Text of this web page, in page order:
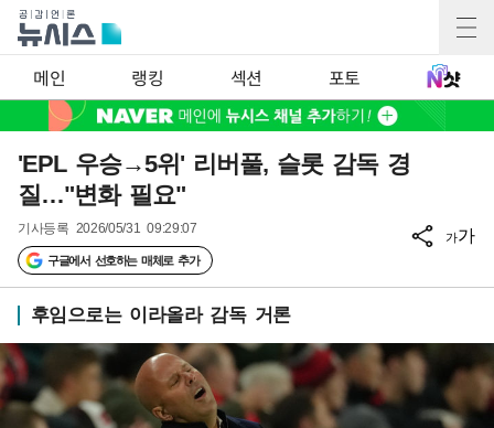
메인 랭킹 섹션 포토
'EPL 우승→5위' 리버풀, 슬롯 감독 경
질…"변화 필요"
기사등록 2026/05/31 09:29:07
구글에서 선호하는 매체로 추가
가가
후임으로는 이라올라 감독 거론